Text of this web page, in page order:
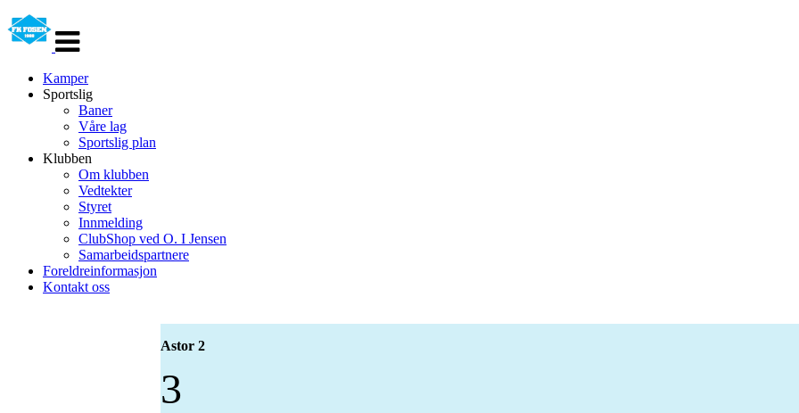
navigasjon
Kamper
Sportslig
Baner
Våre lag
Sportslig plan
Klubben
Om klubben
Vedtekter
Styret
Innmelding
ClubShop ved O. I Jensen
Samarbeidspartnere
Foreldreinformasjon
Kontakt oss
Astor 2
3